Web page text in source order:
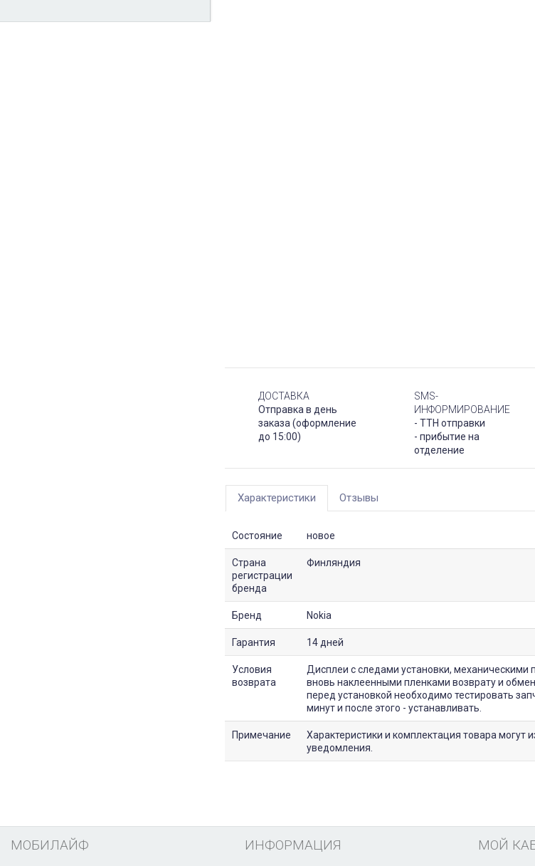
ДОСТАВКА
Отправка в день
заказа (оформление
до 15:00)
SMS-
ИНФОРМИРОВАНИЕ
- ТТН отправки
- прибытие на
отделение
Характеристики Отзывы
Состояние новое
Страна
регистрации
бренда
Финляндия
Бренд Nokia
Гарантия 14 дней
Условия
возврата
Дисплеи с следами установки,
вновь наклеенными пленками возврату и
перед установкой необходимо тестировать
минут и после этого - устанавливать.
Примечание
Характеристики и комплектация товара могут
уведомления.
МОБИЛАЙФ ИНФОРМАЦИЯ МОЙ